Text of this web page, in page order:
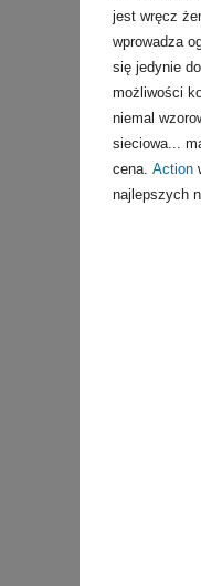
jest wręcz
wprowadza
się jedynie
możliwości
niemal
sieciowa...
cena. Action
najlepszych